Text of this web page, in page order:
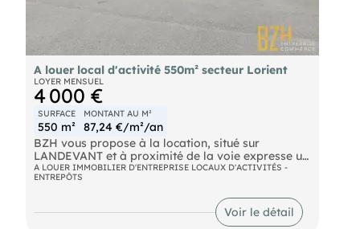
A louer local d'activité 550m² secteur Lorient
LOYER MENSUEL
4 000 €
SURFACE
550 m²
MONTANT AU M²
87,24 €/m²/an
BZH vous propose à la location, situé sur
LANDEVANT et à proximité de la voie expresse un
local d'activité isolé double peau toiture et
bardage d'environ 550 m² situé dans un ensemble
immobilier. Ce local comprend 3 portes
sectionnelles, un bureau, Wc et lave main.
Stationnements privatifs. Site cloturé Ref 7941
A LOUER IMMOBILIER D'ENTREPRISE LOCAUX D'ACTIVITÉS -
ENTREPÔTS
Voir le détail